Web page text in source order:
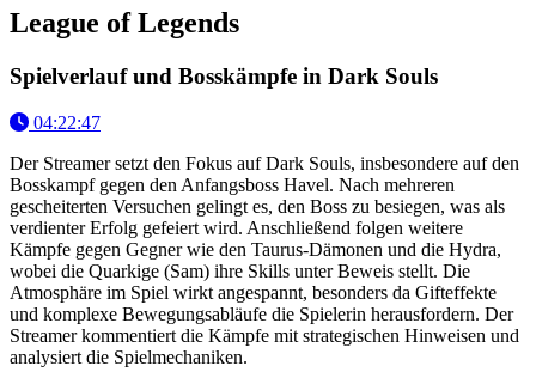
League of Legends
Spielverlauf und Bosskämpfe in Dark Souls
04:22:47
Der Streamer setzt den Fokus auf Dark Souls, insbesondere auf den
Bosskampf gegen den Anfangsboss Havel. Nach mehreren
gescheiterten Versuchen gelingt es, den Boss zu besiegen, was als
verdienter Erfolg gefeiert wird. Anschließend folgen weitere
Kämpfe gegen Gegner wie den Taurus-Dämonen und die Hydra,
wobei die Quarkige (Sam) ihre Skills unter Beweis stellt. Die
Atmosphäre im Spiel wirkt angespannt, besonders da Gifteffekte
und komplexe Bewegungsabläufe die Spielerin herausfordern. Der
Streamer kommentiert die Kämpfe mit strategischen Hinweisen und
analysiert die Spielmechaniken.